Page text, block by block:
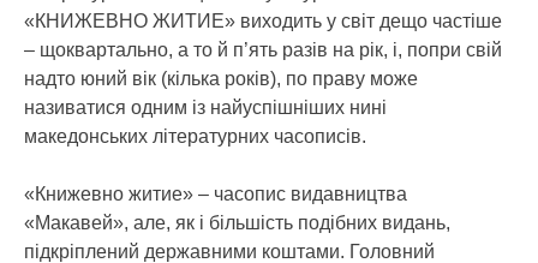
«КНИЖЕВНО ЖИТИЕ» виходить у світ дещо частіше
– щоквартально, а то й п’ять разів на рік, і, попри свій
надто юний вік (кілька років), по праву може
називатися одним із найуспішніших нині
македонських літературних часописів.
«Книжевно житие» – часопис видавництва
«Макавей», але, як і більшість подібних видань,
підкріплений державними коштами. Головний